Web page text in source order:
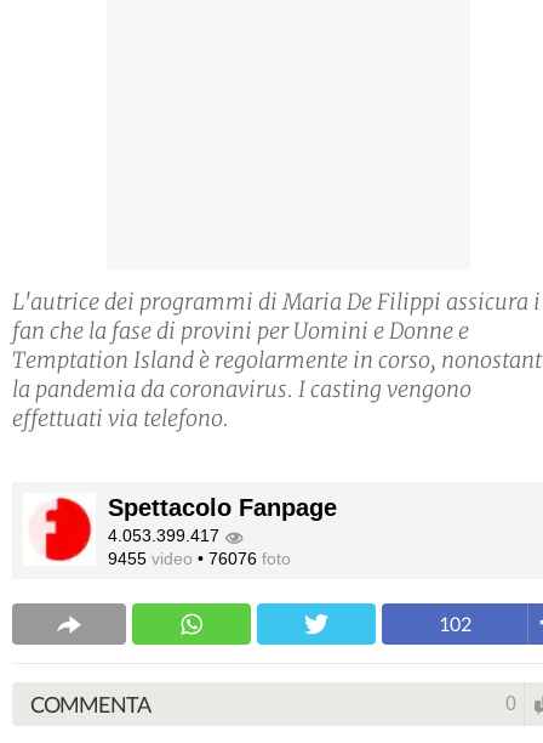
L'autrice dei programmi di Maria De Filippi assicura i
fan che la fase di provini per Uomini e Donne e
Temptation Island è regolarmente in corso,
la pandemia da coronavirus. I casting vengono
effettuati via telefono.
Spettacolo Fanpage
4.053.399.417
9455 video • 76076 foto
102
COMMENTA 0